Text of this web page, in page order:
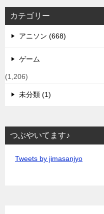
カテゴリー
アニソン (668)
ゲーム
(1,206)
未分類 (1)
つぶやいてます♪
Tweets by jimasanjyo